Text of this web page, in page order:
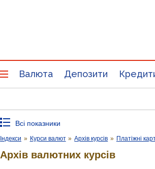
Валюта Депозити
Всі показники
Індекси » Курси валют » Архів курсів » Платіжні
Архів валютних курсів